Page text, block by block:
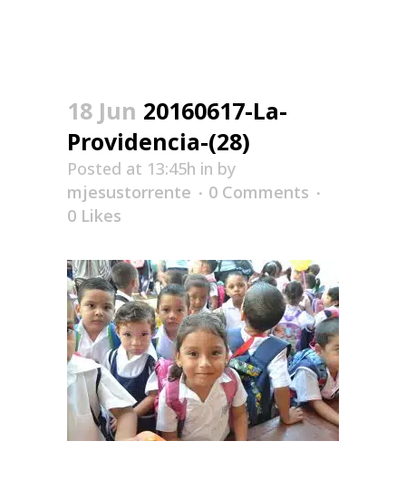
18 Jun 20160617-La-
Providencia-(28)
Posted at 13:45h in by
mjesustorrente
0 Comments
0 Likes